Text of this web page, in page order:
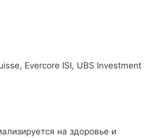
Evercore ISI, UBS Investment
на здоровье и